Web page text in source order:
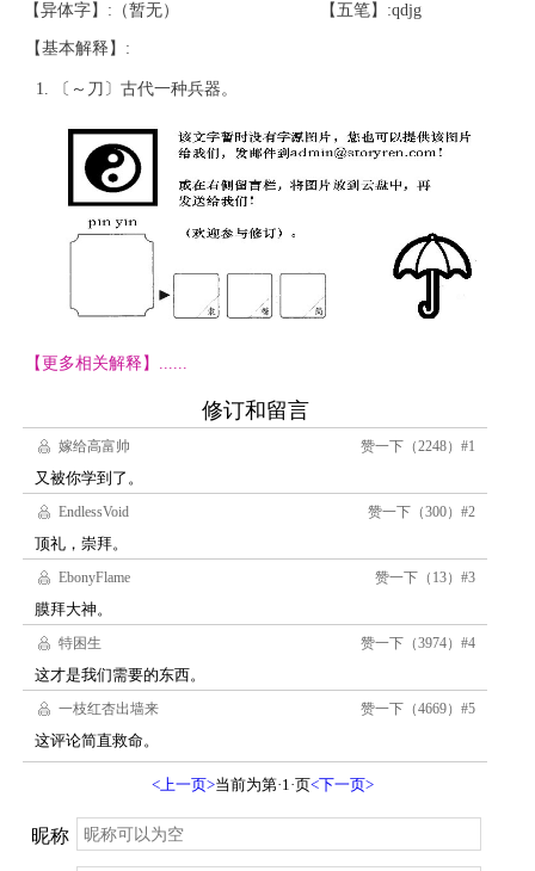
【异体字】:（暂无） 【五笔】:qdjg
【基本解释】:
〔～刀〕古代一种兵器。
【更多相关解释】......